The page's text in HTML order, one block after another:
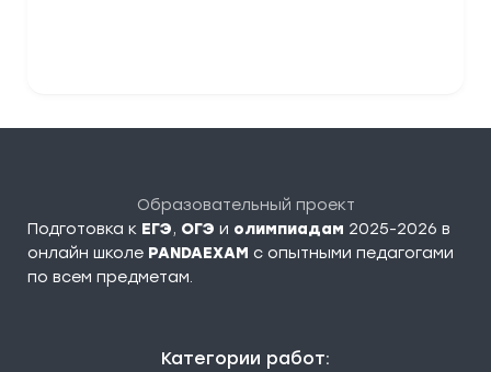
Образовательный проект
Подготовка к ЕГЭ, ОГЭ и олимпиадам 2025-2026 в
онлайн школе PANDAEXAM c опытными педагогами
по всем предметам.
Категории работ: